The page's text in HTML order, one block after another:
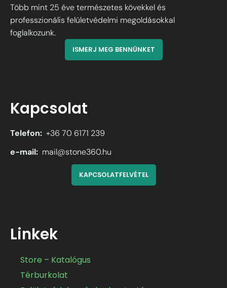
Több mint 25 éve természetes kövekkel és
professzionális felületvédelmi megoldásokkal
foglalkozunk.
ISMERJ MEG BENNÜNKET
Kapcsolat
Telefon: +36 70 6171 239
e-mail: mail@stone360.hu
KAPCSOLATFELVÉTEL
Linkek
Store – Katalógus
Térburkolat